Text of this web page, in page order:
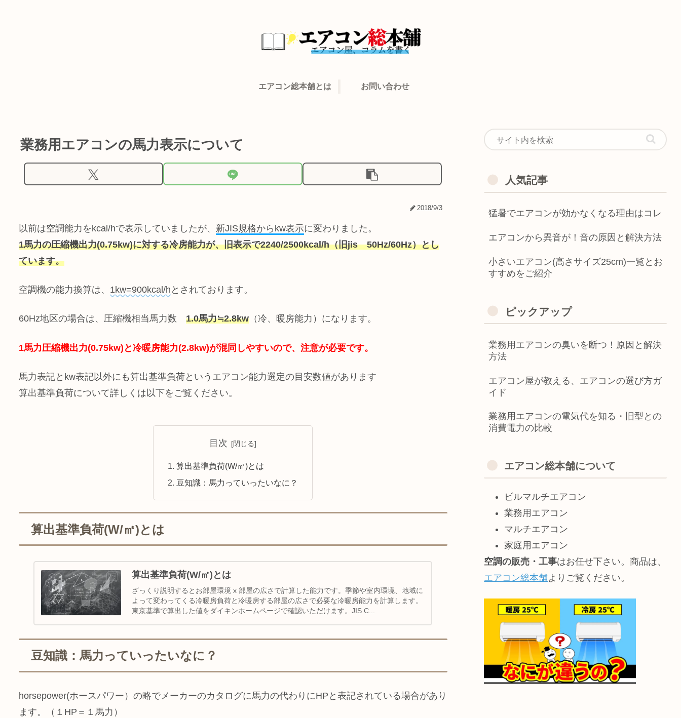
エアコン総本舗とは お問い合わせ
業務用エアコンの馬力表示について
2018/9/3
以前は空調能力をkcal/hで表示していましたが、 新JIS規格からkw表示に変わりました。
1馬力の圧縮機出力(0.75kw)に対する冷房能力が、旧表示で2240/2500kcal/h（旧jis 50Hz/60Hz）とし
ています。
空調機の能力換算は、 1kw=900kcal/h とされております。
60Hz地区の場合は、圧縮機相当馬力数 1.0馬力≒2.8kw（冷、暖房能力）になります。
1馬力圧縮機出力(0.75kw)と冷暖房能力(2.8kw)が混同しやすいので、注意が必要です。
馬力表記とkw表記以外にも算出基準負荷というエアコン能力選定の目安数値があります
算出基準負荷について詳しくは以下をご覧ください。
目次
算出基準負荷(W/㎡)とは
豆知識：馬力っていったいなに？
算出基準負荷(W/㎡)とは
算出基準負荷(W/㎡)とは
ざっくり説明するとお部屋環境 x 部屋の広さで計算した能力です。季節や室内環境、地域に
よって変わってくる冷暖房負荷と冷暖房する部屋の広さで必要な冷暖房能力を計算します。
東京基準で算出した値をダイキンホームページで確認いただけます。JIS C...
豆知識：馬力っていったいなに？
horsepower(ホースパワー）の略でメーカーのカタログに馬力の代わりにHPと表記されている場合があり
ます。（１HP＝１馬力）
人気記事
猛暑でエアコンが効かなくなる理由はコレ
エアコンから異音が！音の原因と解決方法
小さいエアコン(高さサイズ25cm)一覧とお
すすめをご紹介
ピックアップ
業務用エアコンの臭いを断つ！原因と解決
方法
エアコン屋が教える、エアコンの選び方ガ
イド
業務用エアコンの電気代を知る・旧型との
消費電力の比較
エアコン総本舗について
ビルマルチエアコン
業務用エアコン
マルチエアコン
家庭用エアコン
空調の販売・工事はお任せ下さい。商品は、
エアコン総本舗よりご覧ください。